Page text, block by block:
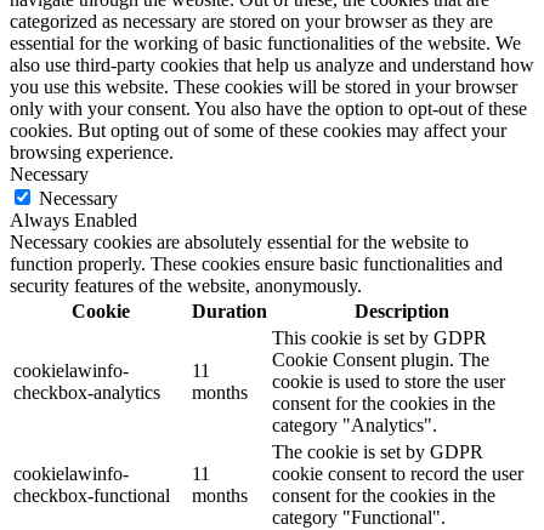
categorized as necessary are stored on your browser as they are
essential for the working of basic functionalities of the website. We
also use third-party cookies that help us analyze and understand how
you use this website. These cookies will be stored in your browser
only with your consent. You also have the option to opt-out of these
cookies. But opting out of some of these cookies may affect your
browsing experience.
Necessary
Necessary
Always Enabled
Necessary cookies are absolutely essential for the website to
function properly. These cookies ensure basic functionalities and
security features of the website, anonymously.
Cookie
Duration Description
cookielawinfo-
checkbox-analytics
11
months
This cookie is set by GDPR
Cookie Consent plugin. The
cookie is used to store the user
consent for the cookies in the
category "Analytics".
cookielawinfo-
checkbox-functional
11
months
The cookie is set by GDPR
cookie consent to record the user
consent for the cookies in the
category "Functional".